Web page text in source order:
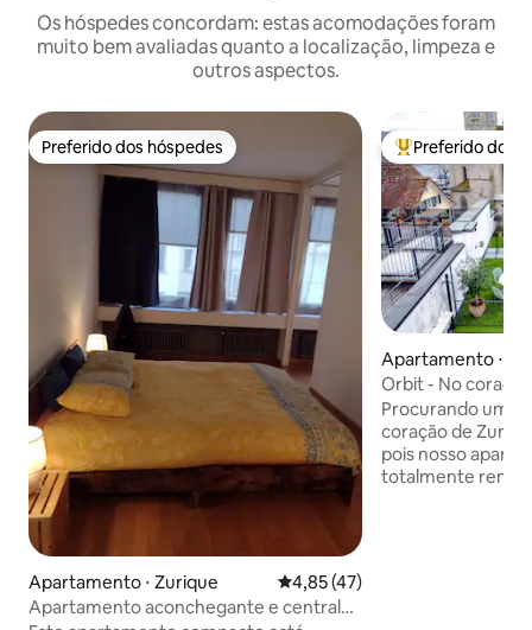
Os hóspedes concordam: estas acomodações foram
muito bem avaliadas quanto a localização, limpeza e
outros aspectos.
Preferido dos hóspedes
Preferido dos hóspedes
Apartamento ⋅ Zurique 4,85 de uma avaliação média
4,85 (47)
Apartamento aconchegante e central
Entre os
Preferido dos
Apartamento ⋅
Orbit - No
Procurando uma
coração de
pois nosso
totalmente